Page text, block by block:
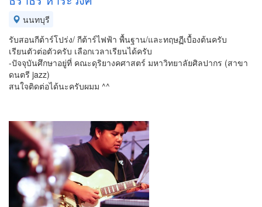
นนทบุรี
รับสอนกีต้าร์โปร่ง/ กีต้าร์ไฟฟ้า พื้นฐาน/และทฤษฏีเบื้องต้นครับ
เรียนตัวต่อตัวครับ เลือกเวลาเรียนได้ครับ
-ปัจจุบันศึกษาอยู่ที่ คณะดุริยางคศาสตร์ มหาวิทยาลัยศิลปากร (สาขา
ดนตรี jazz)
สนใจติดต่อได้นะครับผมม ^^